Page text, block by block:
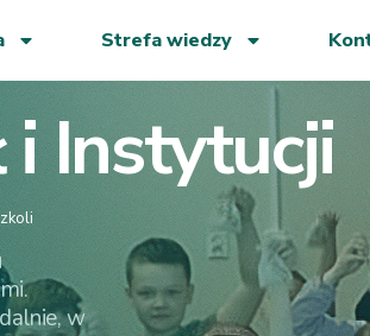
Strefa wiedzy
i Instytucji
w